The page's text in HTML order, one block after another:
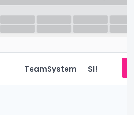
TeamSystem SI!